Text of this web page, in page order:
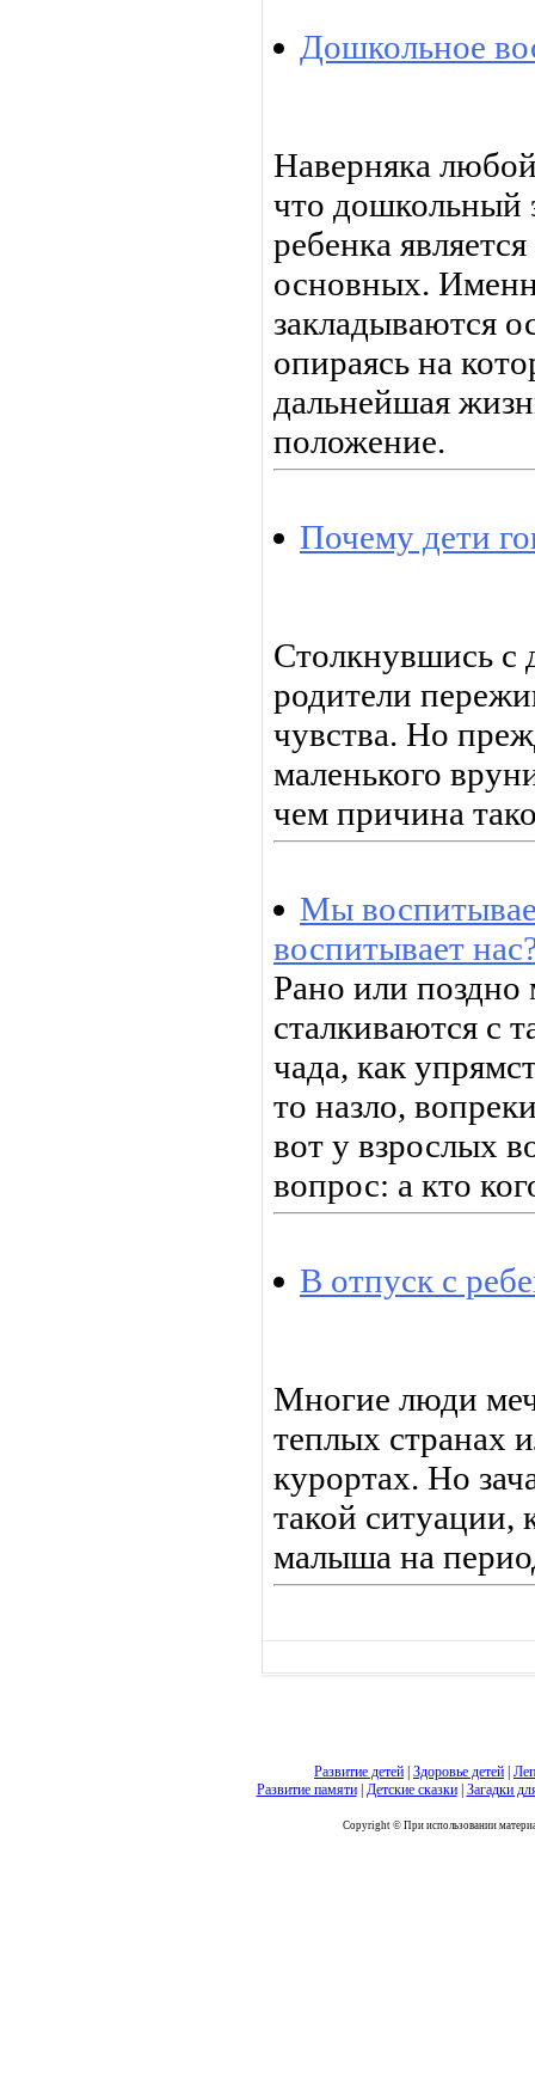
Дошкольное
Наверняка
что дошкольный
ребенка
основных.
закладываются
опираясь на
дальнейшая
положение.
Почему дети
Столкнувшись с
родители
чувства. Но
маленького
чем причина
Мы
воспитывает
Рано или поздно
сталкиваются с
чада, как
то назло,
вот у взрослых
вопрос: а кто
В отпуск с
Многие люди
теплых странах
курортах. Но
такой ситуации,
малыша на
Развитие детей Здоровье детей
Развитие памяти| Детские сказки| Загадки
Copyright © При использовании